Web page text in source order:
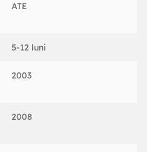
ATE
5-12 luni
2003
2008